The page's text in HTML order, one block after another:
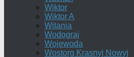
Wiktor
Wiktor A
Witania
Wodograj
Wojewoda
Wostorg Krasnyj Nowyj